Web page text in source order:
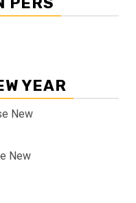
YEAR
New